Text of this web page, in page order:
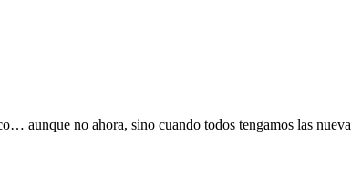
aunque no ahora, sino cuando todos tengamos las